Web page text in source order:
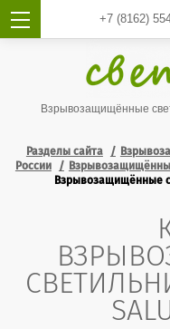
+7 (8162)
Взрывозащищённые
Разделы сайта
России
Взрывозащищённые